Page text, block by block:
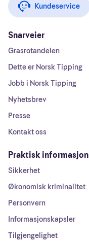
Kundeservice
Snarveier
Grasrotandelen
Dette er Norsk Tipping
Jobb i Norsk Tipping
Nyhetsbrev
Presse
Kontakt oss
Praktisk informasjon
Sikkerhet
Økonomisk kriminalitet
Personvern
Informasjonskapsler
Tilgjengelighet